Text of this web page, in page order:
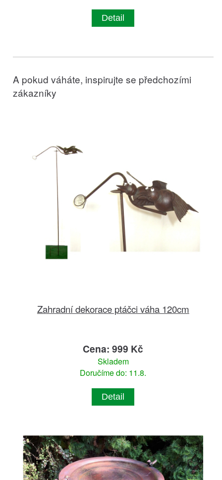
Detail
A pokud váháte, inspirujte se předchozími
zákazníky
Zahradní dekorace ptáčci váha 120cm
Cena: 999 Kč
Skladem
Doručíme do: 11.8.
Detail